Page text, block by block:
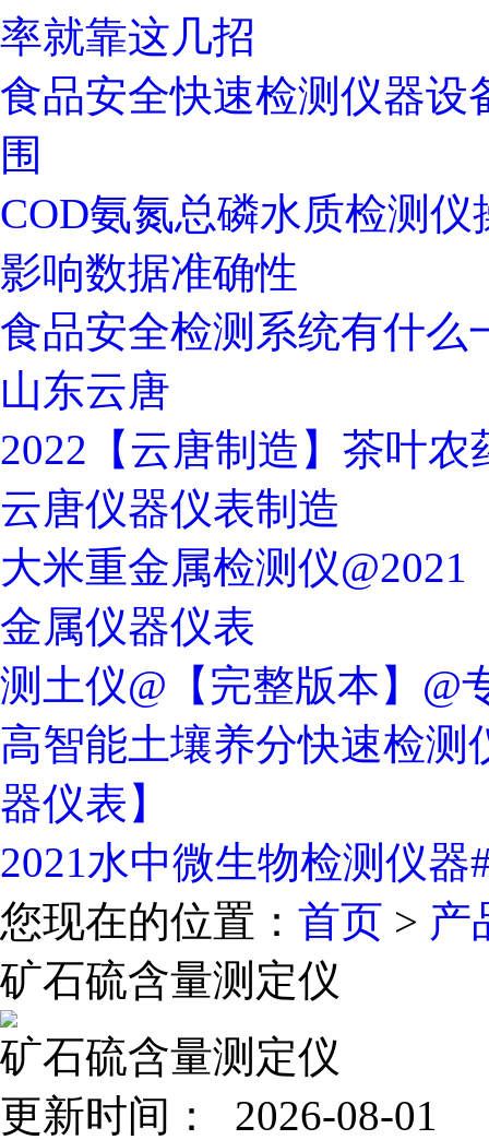
率就靠这几招
食品安全快速检测仪器设
围
COD氨氮总磷水质检测
影响数据准确性
食品安全检测系统有什么
山东云唐
2022【云唐制造】茶叶
云唐仪器仪表制造
大米重金属检测仪
金属仪器仪表
测土仪@【完整版本】@
高智能土壤养分快速检测
器仪表】
2021水中微生物检测仪器
您现在的位置： 首页 > 产
矿石硫含量测定仪
矿石硫含量测定仪
更新时间： 2026-08-01